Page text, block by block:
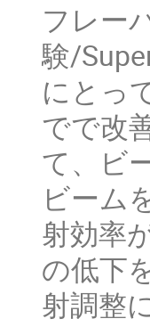
フレー
験/
にとっ
でで改
て、ビ
ビーム
射効率
の低下
射調整